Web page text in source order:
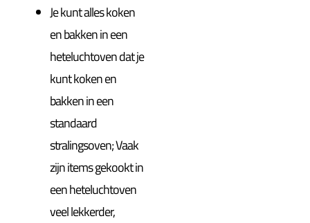
Je kunt alles koken
en bakken in een
heteluchtoven dat je
kunt koken en
bakken in een
standaard
stralingsoven; Vaak
zijn items gekookt in
een heteluchtoven
veel lekkerder,